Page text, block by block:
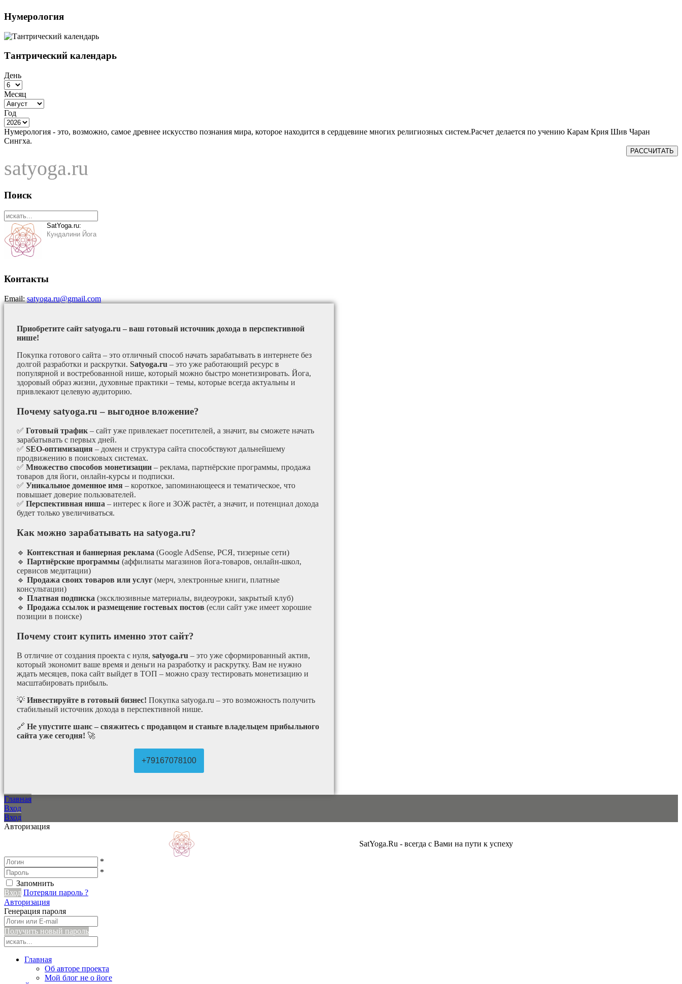
Нумерология
Тантрический календарь
День
Месяц
Год
Нумерология - это, возможно, самое древнее искусство познания мира, которое находится в сердцевине многих религиозных систем.Расчет делается по учению Карам Крия Шив Чаран
Сингха.
РАССЧИТАТЬ
satyoga.ru
Поиск
SatYoga.ru:
Кундалини Йога
Контакты
Email:satyoga.ru@gmail.com
Приобретите сайт satyoga.ru – ваш готовый источник дохода в перспективной
нише!
Покупка готового сайта – это отличный способ начать зарабатывать в интернете без
долгой разработки и раскрутки. Satyoga.ru – это уже работающий ресурс в
популярной и востребованной нише, который можно быстро монетизировать. Йога,
здоровый образ жизни, духовные практики – темы, которые всегда актуальны и
привлекают целевую аудиторию.
Почему satyoga.ru – выгодное вложение?
✅ Готовый трафик – сайт уже привлекает посетителей, а значит, вы сможете начать
зарабатывать с первых дней.
✅ SEO-оптимизация – домен и структура сайта способствуют дальнейшему
продвижению в поисковых системах.
✅ Множество способов монетизации – реклама, партнёрские программы, продажа
товаров для йоги, онлайн-курсы и подписки.
✅ Уникальное доменное имя – короткое, запоминающееся и тематическое, что
повышает доверие пользователей.
✅ Перспективная ниша – интерес к йоге и ЗОЖ растёт, а значит, и потенциал дохода
будет только увеличиваться.
Как можно зарабатывать на satyoga.ru?
🔹 Контекстная и баннерная реклама (Google AdSense, РСЯ, тизерные сети)
🔹 Партнёрские программы (аффилиаты магазинов йога-товаров, онлайн-школ,
сервисов медитации)
🔹 Продажа своих товаров или услуг (мерч, электронные книги, платные
консультации)
🔹 Платная подписка (эксклюзивные материалы, видеоуроки, закрытый клуб)
🔹 Продажа ссылок и размещение гостевых постов (если сайт уже имеет хорошие
позиции в поиске)
Почему стоит купить именно этот сайт?
В отличие от создания проекта с нуля, satyoga.ru – это уже сформированный актив,
который экономит ваше время и деньги на разработку и раскрутку. Вам не нужно
ждать месяцев, пока сайт выйдет в ТОП – можно сразу тестировать монетизацию и
масштабировать прибыль.
💡 Инвестируйте в готовый бизнес! Покупка satyoga.ru – это возможность получить
стабильный источник дохода в перспективной нише.
🔗 Не упустите шанс – свяжитесь с продавцом и станьте владельцем прибыльного
сайта уже сегодня! 🚀
+79167078100
Главная
Вход
Вход
Авторизация
SatYoga.Ru - всегда с Вами на пути к успеху
*
*
Запомнить
Вход Потеряли пароль ?
Авторизация
Генерация пароля
Получить новый пароль
Главная
Об авторе проекта
Мой блог не о йоге